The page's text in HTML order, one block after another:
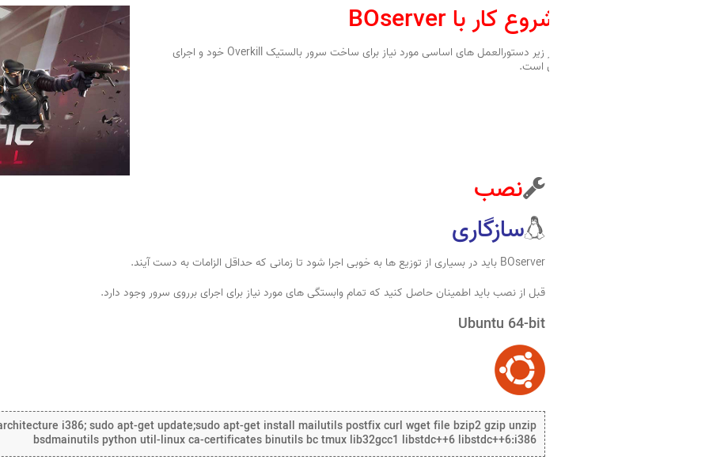
شروع کار با BOserver
در زیر دستورالعمل های اساسی مورد نیاز برای ساخت سرور بالستیک Overkill خود و اجرای
آن است.
نصب
سازگاری
BOserver باید در بسیاری از توزیع ها به خوبی اجرا شود تا زمانی که حداقل الزامات به دست آیند.
قبل از نصب باید اطمینان حاصل کنید که تمام وابستگی های مورد نیاز برای اجرای برروی سرور وجود دارد.
Ubuntu 64-bit
i386; sudo apt-get update;sudo apt-get install mailutils postfix curl wget file bzip2 gzip unzip
bsdmainutils python util-linux ca-certificates binutils bc tmux lib32gcc1 libstdc++6 libstdc++6:i386